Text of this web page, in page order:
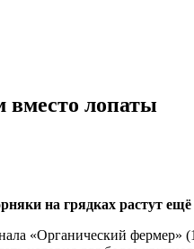
вместо лопаты
на грядках растут ещё
«Органический фермер»